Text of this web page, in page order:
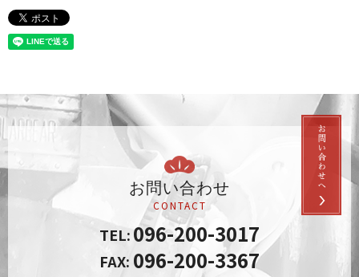
お問い合わせ
CONTACT
TEL:096-200-3017
FAX: 096-200-3367